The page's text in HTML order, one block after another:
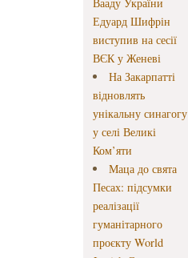
Едуард Шифрін
виступив на сесії
ВЄК у Женеві
На Закарпатті
відновлять
унікальну синагогу
у селі Великі
Ком’яти
Маца до свята
Песах: підсумки
реалізації
гуманітарного
проєкту World